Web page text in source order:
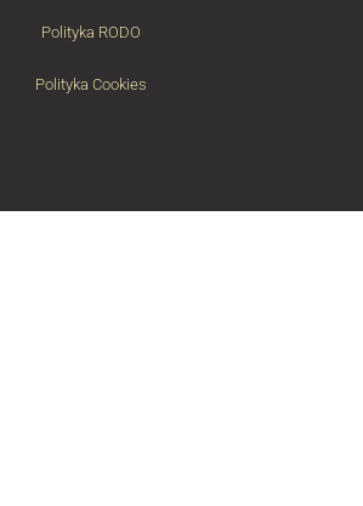
Polityka RODO
Polityka Cookies